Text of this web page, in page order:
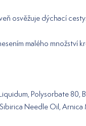
osvěžuje dýchací cesty.
malého množství
Polysorbate
Needle Oil,